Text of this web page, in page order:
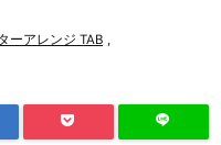
ーアレンジ TAB ,